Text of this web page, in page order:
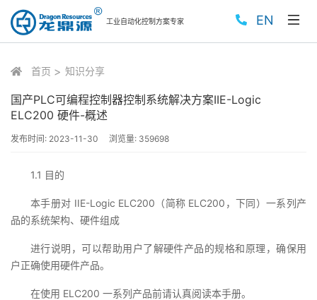
工业自动化控制方案专家 EN
首页 知识分享
国产PLC可编程控制器控制系统解决方案IIE-Logic
ELC200 硬件-概述
发布时间: 2023-11-30 浏览量: 359698
1.1 目的
本手册对 IIE-Logic ELC200（简称 ELC200，下同）一系列产
品的系统架构、硬件组成
进行说明，可以帮助用户了解硬件产品的规格和原理，确保用
户正确使用硬件产品。
在使用 ELC200 一系列产品前请认真阅读本手册。